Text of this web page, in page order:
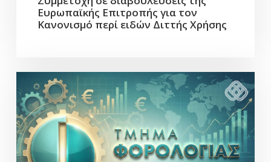
Ευρωπαϊκής Επιτροπής για τον
Κανονισμό περί ειδών Διττής Χρήσης